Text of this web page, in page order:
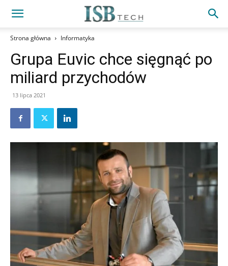
Strona główna Informatyka
Grupa Euvic chce sięgnąć po
miliard przychodów
13 lipca 2021